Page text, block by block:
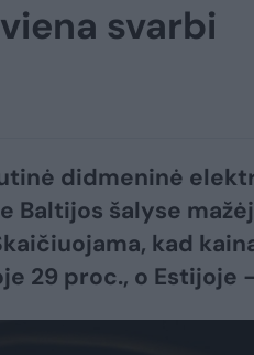
svarbi
didmeninė
Baltijos šalyse
kad
29 proc., o Estijoje